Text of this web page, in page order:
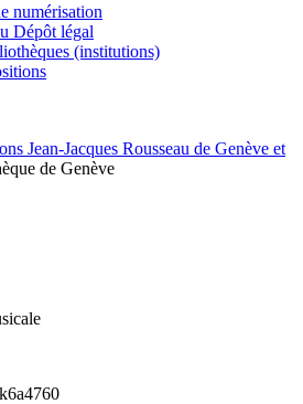
numérisation
Dépôt légal
(institutions)